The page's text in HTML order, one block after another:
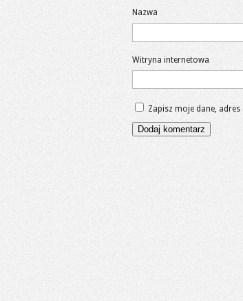
Nazwa
Witryna internetowa
Zapisz moje dane,